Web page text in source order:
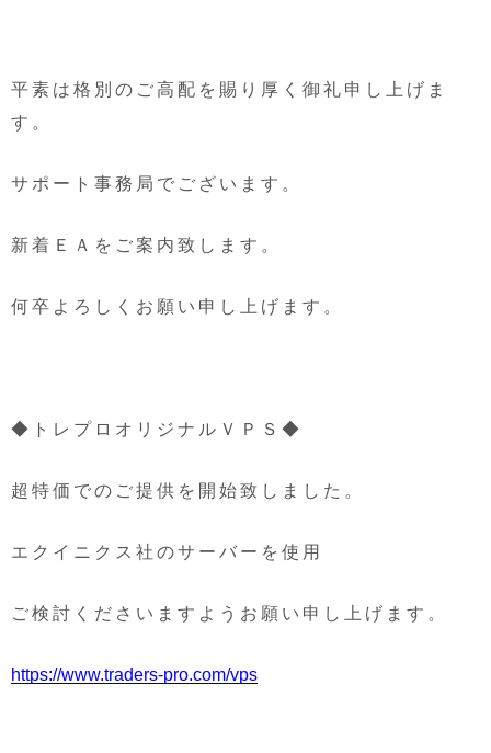
平素は格別のご高配を賜り厚く御礼申し上げま
す。
サポート事務局でございます。
新着ＥＡをご案内致します。
何卒よろしくお願い申し上げます。
◆トレプロオリジナルＶＰＳ◆
超特価でのご提供を開始致しました。
エクイニクス社のサーバーを使用
ご検討くださいますようお願い申し上げます。
https://www.traders-pro.com/vps